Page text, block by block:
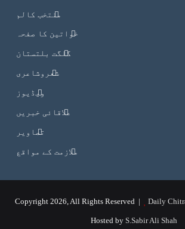
منتخب کالم
خواتین کا صفحہ
گلگت بلتستان
شعروشاعری
ویڈیوز
علاقائی خبریں
تصاویر
ملازمت کے مواقع
Daily
Hosted by S.Sabir Ali Shah